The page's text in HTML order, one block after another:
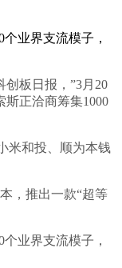
业界支流模子，
板日报，”3月20
斯正洽商筹集1000
米和投、顺为本钱
，推出一款“超等
业界支流模子，